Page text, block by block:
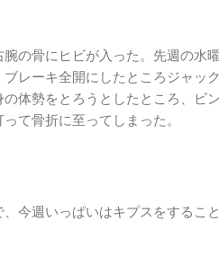
腕の骨にヒビが入った。先週の水
ブレーキ全開にしたところジャッ
の体勢をとろうとしたところ、ビ
て骨折に至ってしまった。
今週いっぱいはキプスをすること